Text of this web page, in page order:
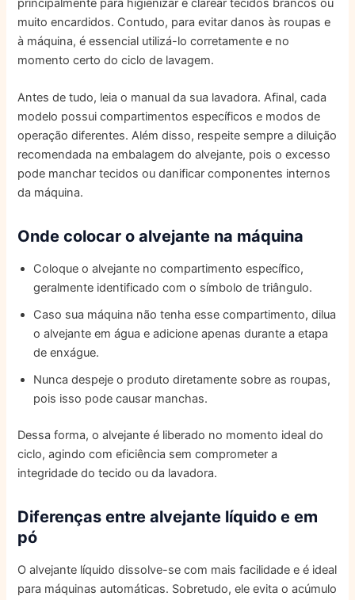
principalmente para higienizar e clarear tecidos brancos ou
muito encardidos. Contudo, para evitar danos às roupas e
à máquina, é essencial utilizá-lo corretamente e no
momento certo do ciclo de lavagem.
Antes de tudo, leia o manual da sua lavadora. Afinal, cada
modelo possui compartimentos específicos e modos de
operação diferentes. Além disso, respeite sempre a diluição
recomendada na embalagem do alvejante, pois o excesso
pode manchar tecidos ou danificar componentes internos
da máquina.
Onde colocar o alvejante na máquina
Coloque o alvejante no compartimento específico,
geralmente identificado com o símbolo de triângulo.
Caso sua máquina não tenha esse compartimento, dilua
o alvejante em água e adicione apenas durante a etapa
de enxágue.
Nunca despeje o produto diretamente sobre as roupas,
pois isso pode causar manchas.
Dessa forma, o alvejante é liberado no momento ideal do
ciclo, agindo com eficiência sem comprometer a
integridade do tecido ou da lavadora.
Diferenças entre alvejante líquido e em
pó
O alvejante líquido dissolve-se com mais facilidade e é ideal
para máquinas automáticas. Sobretudo, ele evita o acúmulo